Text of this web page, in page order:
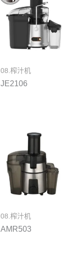
08.榨汁机
JE2106
08.榨汁机
AMR503